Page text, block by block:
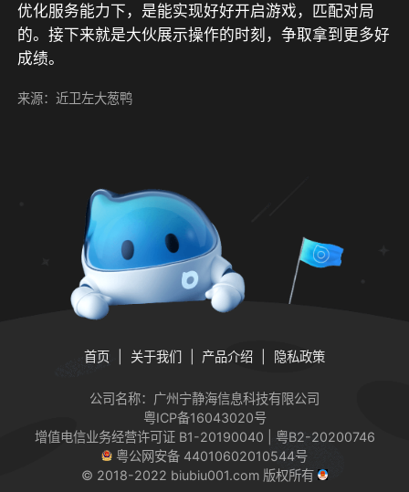
优化服务能力下，是能实现好好开启游戏，匹配对局
的。接下来就是大伙展示操作的时刻，争取拿到更多好
成绩。
来源：近卫左大葱鸭
首页 关于我们 产品介绍 隐私政策
公司名称：广州宁静海信息科技有限公司
粤ICP备16043020号
增值电信业务经营许可证 B1-20190040 | 粤B2-20200746
粤公网安备 44010602010544号
© 2018-2022 biubiu001.com 版权所有